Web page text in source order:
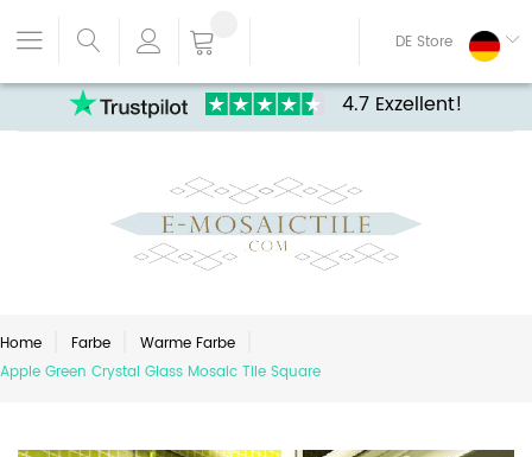
4.7 Exzellent!
DE Store
Home Farbe
Warme Farbe
Apple Green Crystal Glass Mosaic Tile Square